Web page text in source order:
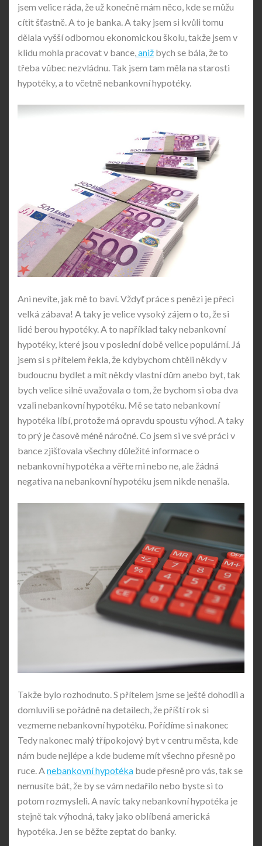
jsem velice ráda, že už konečně mám něco, kde se můžu
cítit šťastně. A to je banka. A taky jsem si kvůli tomu
dělala vyšší odbornou ekonomickou školu, takže jsem v
klidu mohla pracovat v bance, aniž bych se bála, že to
třeba vůbec nezvládnu. Tak jsem tam měla na starosti
hypotéky, a to včetně nebankovní hypotéky.
Ani nevíte, jak mě to baví. Vždyť práce s penězi je přeci
velká zábava! A taky je velice vysoký zájem o to, že si
lidé berou hypotéky. A to například taky nebankovní
hypotéky, které jsou v poslední době velice populární. Já
jsem si s přítelem řekla, že kdybychom chtěli někdy v
budoucnu bydlet a mít někdy vlastní dům anebo byt, tak
bych velice silně uvažovala o tom, že bychom si oba dva
vzali nebankovní hypotéku. Mě se tato nebankovní
hypotéka líbí, protože má opravdu spoustu výhod. A taky
to prý je časově méně náročné. Co jsem si ve své práci v
bance zjišťovala všechny důležité informace o
nebankovní hypotéka a věřte mi nebo ne, ale žádná
negativa na nebankovní hypotéku jsem nikde nenašla.
Takže bylo rozhodnuto. S přítelem jsme se ještě dohodli a
domluvili se pořádně na detailech, že příští rok si
vezmeme nebankovní hypotéku. Pořídíme si nakonec
Tedy nakonec malý třípokojový byt v centru města, kde
nám bude nejlépe a kde budeme mít všechno přesně po
ruce. A nebankovní hypotéka bude přesně pro vás, tak se
nemusíte bát, že by se vám nedařilo nebo byste si to
potom rozmysleli. A navíc taky nebankovní hypotéka je
stejně tak výhodná, taky jako oblíbená americká
hypotéka. Jen se běžte zeptat do banky.